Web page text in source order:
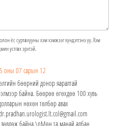
ёс суртахууны хэм хэмжээг хүндэтгэнэ үү. Хэм
устгах эрхтэй.
оны 07 сарын 12
бөөрний донор яаралтай
байна. Бөөрөө өгөхдөө 100 хувь
нөхөн төлбөр авах
зөвлөж байна.\nМөн та манай албан